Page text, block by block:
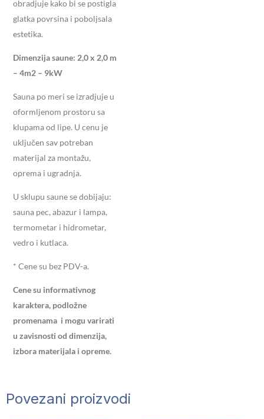
obradjuje kako bi se postigla
glatka povrsina i poboljsala
estetika.
Dimenzija saune: 2,0 x 2,0 m
– 4m2 – 9kW
Sauna po meri se izradjuje u
oformljenom prostoru sa
klupama od lipe. U cenu je
uključen sav potreban
materijal za montažu,
oprema i ugradnja.
U sklupu saune se dobijaju:
sauna pec, abazur i lampa,
termometar i hidrometar,
vedro i kutlaca.
* Cene su bez PDV-a.
Cene su informativnog
karaktera, podložne
promenama i mogu varirati
u zavisnosti od dimenzija,
izbora materijala i opreme.
Povezani proizvodi